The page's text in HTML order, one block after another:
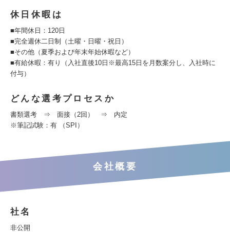
休日休暇は
■年間休日：120日
■完全週休二日制（土曜・日曜・祝日）
■その他（夏季および年末年始休暇など）
■有給休暇：有り（入社直後10日※最高15日を月数案分し、入社時に
付与）
どんな選考プロセスか
書類選考 ⇒ 面接（2回） ⇒ 内定
※筆記試験：有 （SPI）
会社概要
社名
非公開